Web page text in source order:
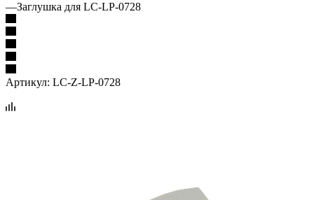
—Заглушка для LC-LP-0728
Артикул: LC-Z-LP-0728